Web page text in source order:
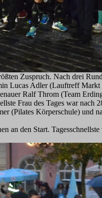
Zuspruch. Nach drei
Lucas Adler (Lauftreff
Ralf Throm (Team
Frau des Tages war
(Pilates Körperschule) und
an den Start.